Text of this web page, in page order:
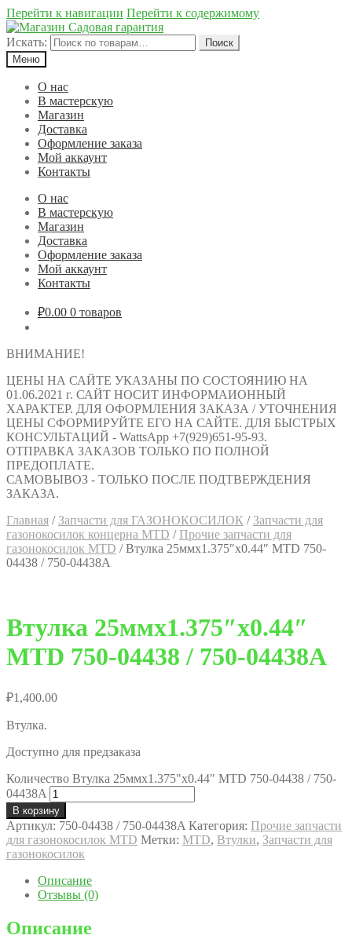
Перейти к навигации Перейти к содержимому
Искать:
Поиск
Меню
О нас
В мастерскую
Магазин
Доставка
Оформление заказа
Мой аккаунт
Контакты
О нас
В мастерскую
Магазин
Доставка
Оформление заказа
Мой аккаунт
Контакты
₽0.00 0 товаров
ВНИМАНИЕ!
ЦЕНЫ НА САЙТЕ УКАЗАНЫ ПО СОСТОЯНИЮ НА
01.06.2021 г. САЙТ НОСИТ ИНФОРМАИОННЫЙ
ХАРАКТЕР. ДЛЯ ОФОРМЛЕНИЯ ЗАКАЗА / УТОЧНЕНИЯ
ЦЕНЫ СФОРМИРУЙТЕ ЕГО НА САЙТЕ. ДЛЯ БЫСТРЫХ
КОНСУЛЬТАЦИЙ - WattsApp +7(929)651-95-93.
ОТПРАВКА ЗАКАЗОВ ТОЛЬКО ПО ПОЛНОЙ
ПРЕДОПЛАТЕ.
САМОВЫВОЗ - ТОЛЬКО ПОСЛЕ ПОДТВЕРЖДЕНИЯ
ЗАКАЗА.
Главная / Запчасти для ГАЗОНОКОСИЛОК / Запчасти для
газонокосилок концерна MTD / Прочие запчасти для
газонокосилок MTD /Втулка 25ммx1.375″x0.44″ MTD 750-
04438 / 750-04438A
Втулка 25ммx1.375″x0.44″
MTD 750-04438 / 750-04438A
₽1,400.00
Втулка.
Доступно для предзаказа
Количество Втулка 25ммx1.375"x0.44" MTD 750-04438 / 750-
04438A
В корзину
Артикул: 750-04438 / 750-04438A Категория: Прочие запчасти
для газонокосилок MTD Метки: MTD, Втулки, Запчасти для
газонокосилок
Описание
Отзывы (0)
Описание